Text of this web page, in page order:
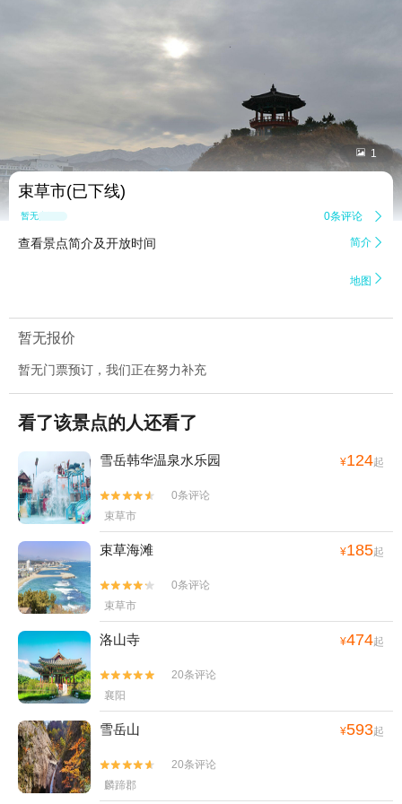
 1
束草市(已下线)
暂无点评 0条评论 
查看景点简介及开放时间 简介 
地图 
暂无报价
暂无门票预订，我们正在努力补充
看了该景点的人还看了
雪岳韩华温泉水乐园 ¥124起


0条评论
束草市
束草海滩 ¥185起


0条评论
束草市
洛山寺 ¥474起


20条评论
襄阳
雪岳山 ¥593起


20条评论
麟蹄郡